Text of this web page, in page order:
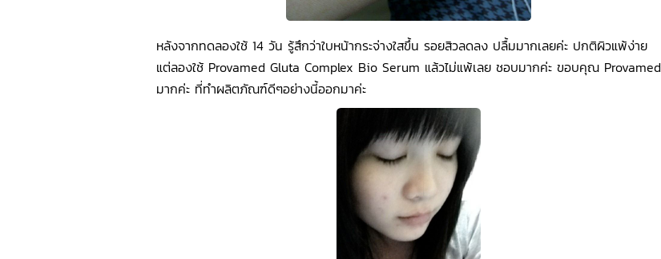
หลังจากทดลองใช้ 14 วัน รู้สึกว่าใบหน้ากระจ่างใสขึ้น รอยสิวลดลง ปลื้มมากเลยค่ะ ปกติผิวแพ้ง่าย
แต่ลองใช้ Provamed Gluta Complex Bio Serum แล้วไม่แพ้เลย ชอบมากค่ะ ขอบคุณ Provamed
มากค่ะ ที่ทำผลิตภัณฑ์ดีๆอย่างนี้ออกมาค่ะ